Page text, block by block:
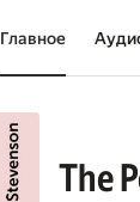
Главное
The